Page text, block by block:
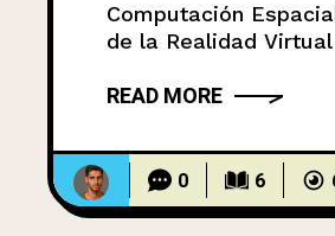
Computación
de la Realidad Virtual
boca de todos. Una
un nuevo dispositivo
promete revolucionar
en que
READ MORE
0 6